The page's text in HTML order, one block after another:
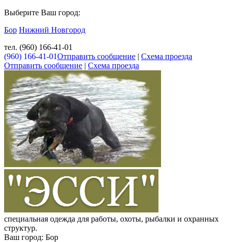
Выберите Ваш город:
Бор Нижний Новгород
тел. (960) 166-41-01
(960) 166-41-01Отправить сообщение | Схема проезда
Отправить сообщение | Схема проезда
специальная одежда для работы, охоты, рыбалки и охранных
структур.
Ваш город: Бор